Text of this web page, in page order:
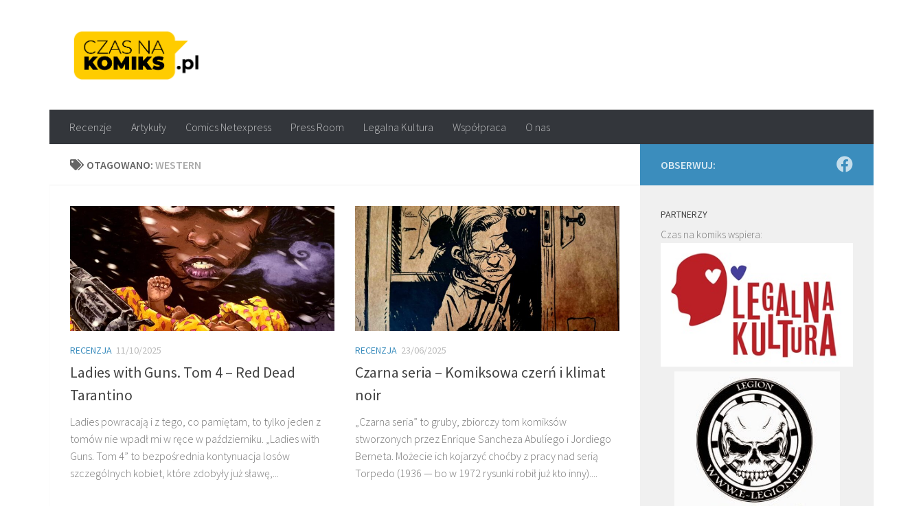
Recenzje Artykuły Comics Netexpress Press Room Legalna Kultura Współpraca O nas
OTAGOWANO: WESTERN
RECENZJA 11/10/2025
Ladies with Guns. Tom 4 – Red Dead
Tarantino
Ladies powracają i z tego, co pamiętam, to tylko jeden z
tomów nie wpadł mi w ręce w październiku. „Ladies with
Guns. Tom 4” to bezpośrednia kontynuacja losów
szczególnych kobiet, które zdobyły już sławę,...
RECENZJA 23/06/2025
Czarna seria – Komiksowa czerń i klimat
noir
„Czarna seria” to gruby, zbiorczy tom komiksów
stworzonych przez Enrique Sancheza Abulíego i Jordiego
Berneta. Możecie ich kojarzyć choćby z pracy nad serią
Torpedo (1936 — bo w 1972 rysunki robił już kto inny)....
OBSERWUJ:
PARTNERZY
Czas na komiks wspiera: